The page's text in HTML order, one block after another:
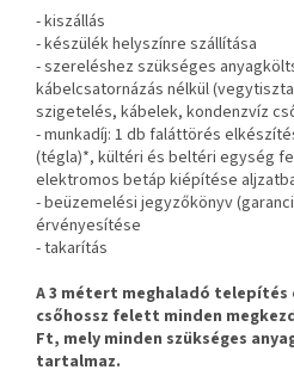
- kiszállás
- készülék helyszínre szállítása
- szereléshez szükséges
kábelcsatornázás nélkül
szigetelés, kábelek, kondenzvíz
- munkadíj: 1 db faláttörés
(tégla)*, kültéri és beltéri egység
elektromos betáp kiépítése
- beüzemelési jegyzőkönyv
érvényesítése
- takarítás
A 3 métert meghaladó telepítés
csőhossz felett minden
Ft, mely minden szükséges
tartalmaz.